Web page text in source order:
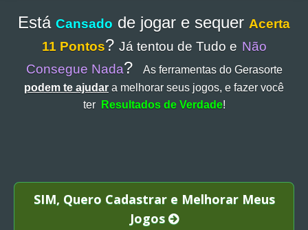
Está Cansado de jogar e sequer Acerta
11 Pontos? Já tentou de Tudo e Não
Consegue Nada?
As ferramentas do Gerasorte
podem te ajudar a melhorar seus jogos, e fazer você
ter
Resultados de Verdade!
SIM, Quero Cadastrar e Melhorar Meus
Jogos